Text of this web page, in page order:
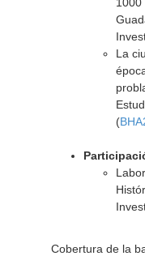
La
(
Cobertura de la